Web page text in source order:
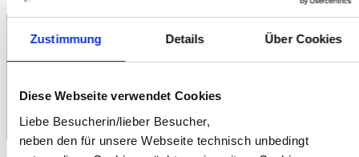
Zustimmung Details Über Cookies
Diese Webseite verwendet Cookies
Liebe Besucherin/lieber Besucher,
neben den für unsere Webseite technisch unbedingt